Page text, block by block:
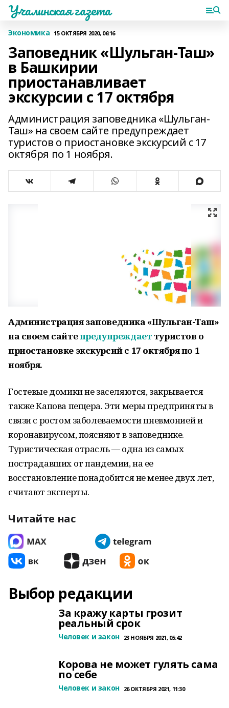
Учалинская газета
Экономика 15 ОКТЯБРЯ 2020, 06:16
Заповедник «Шульган-Таш»
в Башкирии
приостанавливает
экскурсии с 17 октября
Администрация заповедника «Шульган-
Таш» на своем сайте предупреждает
туристов о приостановке экскурсий с 17
октября по 1 ноября.
Администрация заповедника «Шульган-Таш»
на своем сайтепредупреждает туристов о
приостановке экскурсий с 17 октября по 1
ноября.
Гостевые домики не заселяются, закрывается
также Капова пещера. Эти меры предприняты в
связи с ростом заболеваемости пневмонией и
коронавирусом, поясняют в заповеднике.
Туристическая отрасль — одна из самых
пострадавших от пандемии, на ее
восстановление понадобится не менее двух лет,
считают эксперты.
Читайте нас
Выбор редакции
За кражу карты грозит
реальный срок
Человек и закон 23 НОЯБРЯ 2021, 05:42
Корова не может гулять сама
по себе
Человек и закон 26 ОКТЯБРЯ 2021, 11:30